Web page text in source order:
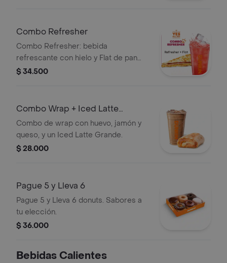
Combo Refresher
Combo Refresher: bebida
refrescante con hielo y Flat de pan
tostado con queso y carnes frías.
$ 34.500
Combo Wrap + Iced Latte
Grande
Combo de wrap con huevo, jamón y
queso, y un Iced Latte Grande.
$ 28.000
Pague 5 y Lleva 6
Pague 5 y Lleva 6 donuts. Sabores a
tu elección.
$ 36.000
Bebidas Calientes